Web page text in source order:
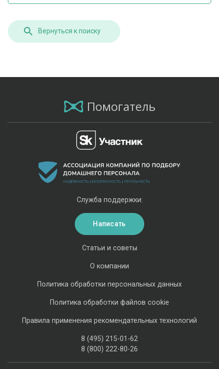
Вернуться к поиску
Помогатель
Статьи и советы
О компании
Политика обработки персональных данных
Политика обработки файлов cookie
Правила применения рекомендательных технологий
8 (495) 215-01-62
8 (800) 222-80-26
Служба поддержки:
Написать